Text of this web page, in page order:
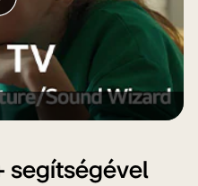
Videó
lejátszása
segítségével